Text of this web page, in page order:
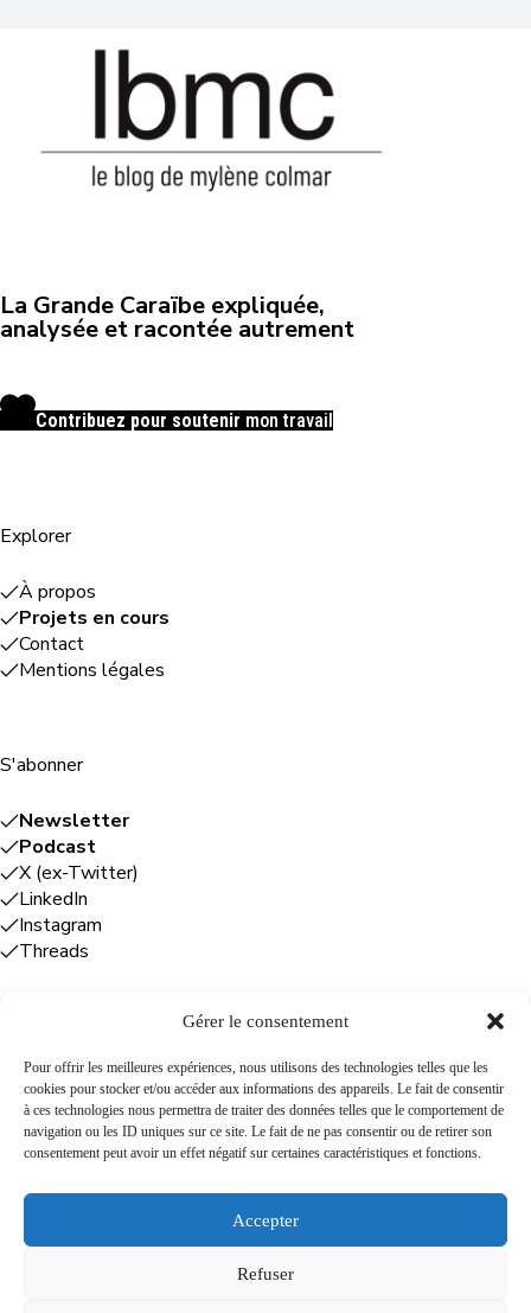
Gérer le consentement
Pour offrir les meilleures expériences, nous utilisons des technologies telles que les
cookies pour stocker et/ou accéder aux informations des appareils. Le fait de consentir
à ces technologies nous permettra de traiter des données telles que le comportement de
navigation ou les ID uniques sur ce site. Le fait de ne pas consentir ou de retirer son
consentement peut avoir un effet négatif sur certaines caractéristiques et fonctions.
Accepter
Refuser
La Grande Caraïbe expliquée,
analysée et racontée autrement
Contribuez pour soutenir mon travail
Explorer
À propos
Projets en cours
Contact
Mentions légales
S'abonner
Newsletter
Podcast
X (ex-Twitter)
LinkedIn
Instagram
Threads
Plume Caraïbe: conseil éditorial +
rédaction
Foodîles Agency: lab + média + événement
Cuisines mobiles